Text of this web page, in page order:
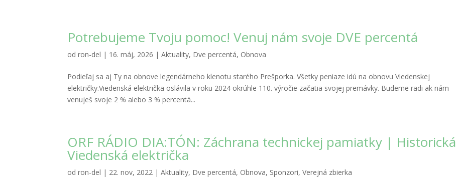
Potrebujeme Tvoju pomoc! Venuj nám svoje DVE percentá
odron-del | 16. máj, 2026 |Aktuality, Dve percentá, Obnova
Podieľaj sa aj Ty na obnove legendárneho klenotu starého Prešporka. Všetky peniaze idú na obnovu Viedenskej
električky.Viedenská električka oslávila v roku 2024 okrúhle 110. výročie začatia svojej premávky. Budeme radi ak nám
venuješ svoje 2 % alebo 3 % percentá...
ORF RÁDIO DIA:TÓN: Záchrana technickej pamiatky | Historická
Viedenská električka
odron-del | 22. nov, 2022 |Aktuality, Dve percentá, Obnova, Sponzori,Verejná zbierka